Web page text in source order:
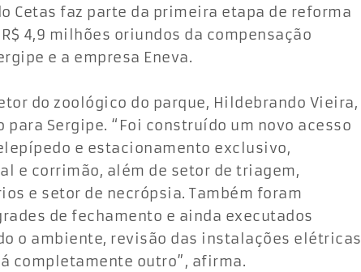
Cetas faz parte da primeira etapa de reforma
4,9 milhões oriundos da compensação
e a empresa Eneva.
do zoológico do parque, Hildebrando Vieira,
Sergipe. “Foi construído um novo acesso
e estacionamento exclusivo,
e corrimão, além de setor de triagem,
e setor de necrópsia. Também foram
de fechamento e ainda executados
o ambiente, revisão das instalações elétricas
completamente outro”, afirma.